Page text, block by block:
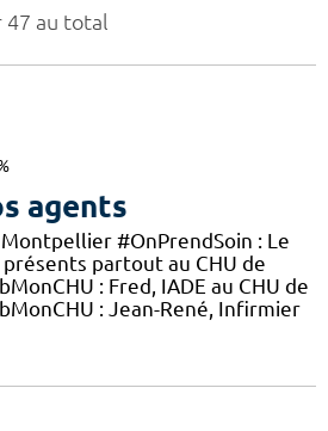
47 au total
agents
#OnPrendSoin : Le
partout au CHU de
: Fred, IADE au CHU de
: Jean-René, Infirmier